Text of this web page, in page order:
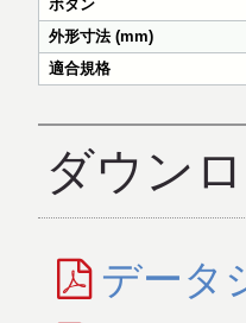
ボタン
外形寸法 (mm)
適合規格
ダウン
データ